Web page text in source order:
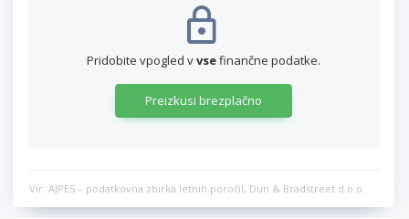
Pridobite vpogled vvsefinančne podatke.
Preizkusi brezplačno
Vir: AJPES – podatkovna zbirka letnih poročil, Dun & Bradstreet d.o.o.